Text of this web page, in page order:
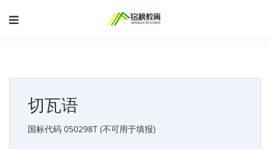
切瓦语
国标代码 050298T (不可用于填报)